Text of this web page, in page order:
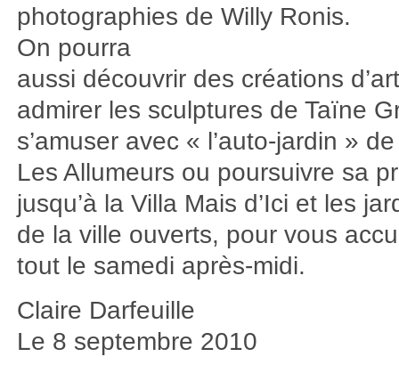
photographies de Willy Ronis.
On pourra
aussi découvrir des créations
admirer les sculptures de Taïne
s’amuser avec « l’auto-jardin »
Les Allumeurs ou poursuivre sa
jusqu’à la Villa Mais d’Ici et les
de la ville ouverts, pour vous
tout le samedi après-midi.
Claire Darfeuille
Le 8 septembre 2010